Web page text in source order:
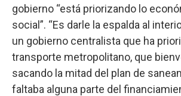
gobierno “está priorizando lo
social”. “Es darle la espalda al
un gobierno centralista que ha
transporte metropolitano, que
sacando la mitad del plan de
faltaba alguna parte del